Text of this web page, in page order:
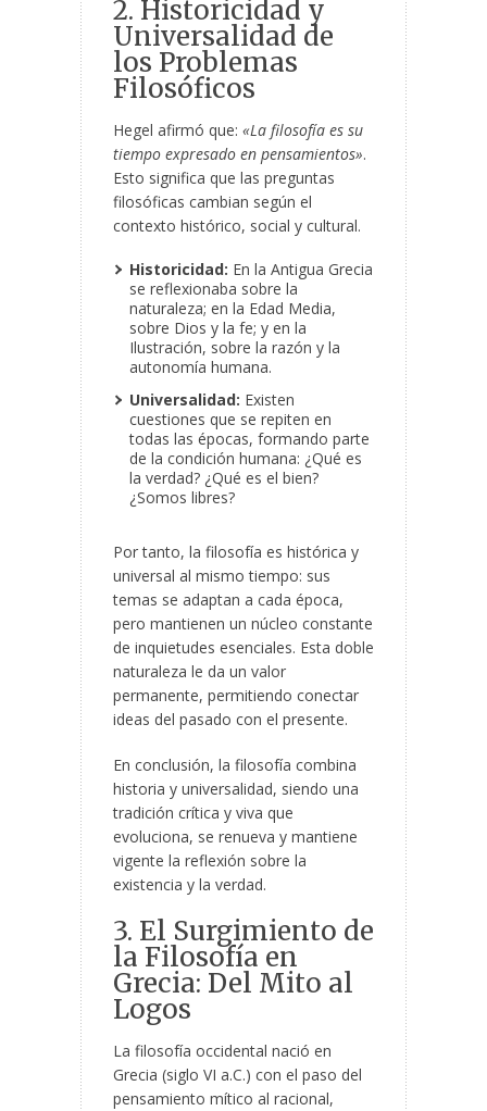
2. Historicidad y
Universalidad de
los Problemas
Filosóficos
Hegel afirmó que: «La filosofía es su
tiempo expresado en pensamientos».
Esto significa que las preguntas
filosóficas cambian según el
contexto histórico, social y cultural.
Historicidad: En la Antigua Grecia
se reflexionaba sobre la
naturaleza; en la Edad Media,
sobre Dios y la fe; y en la
Ilustración, sobre la razón y la
autonomía humana.
Universalidad: Existen
cuestiones que se repiten en
todas las épocas, formando parte
de la condición humana: ¿Qué es
la verdad? ¿Qué es el bien?
¿Somos libres?
Por tanto, la filosofía es histórica y
universal al mismo tiempo: sus
temas se adaptan a cada época,
pero mantienen un núcleo constante
de inquietudes esenciales. Esta doble
naturaleza le da un valor
permanente, permitiendo conectar
ideas del pasado con el presente.
En conclusión, la filosofía combina
historia y universalidad, siendo una
tradición crítica y viva que
evoluciona, se renueva y mantiene
vigente la reflexión sobre la
existencia y la verdad.
3. El Surgimiento de
la Filosofía en
Grecia: Del Mito al
Logos
La filosofía occidental nació en
Grecia (siglo VI a.C.) con el paso del
pensamiento mítico al racional,